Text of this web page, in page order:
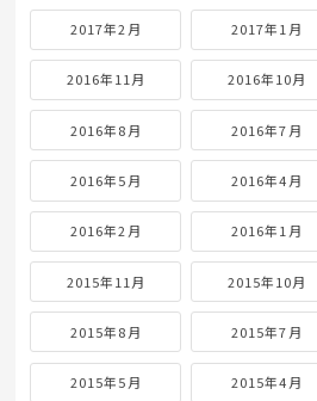
2018年5月 2018年4月
2018年2月 2018年1月
2017年11月 2017年10月
2017年8月 2017年7月
2017年5月 2017年4月
2017年2月 2017年1月
2016年11月 2016年10月
2016年8月 2016年7月